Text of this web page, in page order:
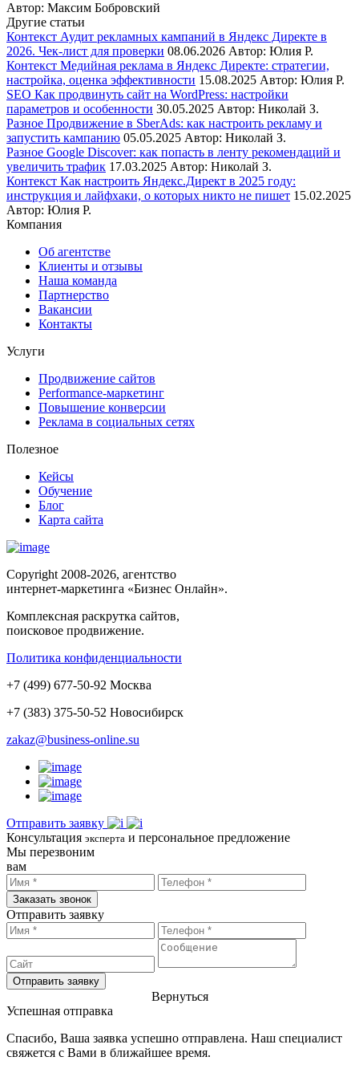
Автор: Максим Бобровский
Другие статьи
Контекст Аудит рекламных кампаний в Яндекс Директе в
2026. Чек-лист для проверки 08.06.2026 Автор: Юлия Р.
Контекст Медийная реклама в Яндекс Директе: стратегии,
настройка, оценка эффективности 15.08.2025 Автор: Юлия Р.
SEO Как продвинуть сайт на WordPress: настройки
параметров и особенности 30.05.2025 Автор: Николай З.
Разное Продвижение в SberAds: как настроить рекламу и
запустить кампанию 05.05.2025 Автор: Николай З.
Разное Google Discover: как попасть в ленту рекомендаций и
увеличить трафик 17.03.2025 Автор: Николай З.
Контекст Как настроить Яндекс.Директ в 2025 году:
инструкция и лайфхаки, о которых никто не пишет 15.02.2025
Автор: Юлия Р.
Компания
Об агентстве
Клиенты и отзывы
Наша команда
Партнерство
Вакансии
Контакты
Услуги
Продвижение сайтов
Performance-маркетинг
Повышение конверсии
Реклама в социальных сетях
Полезное
Кейсы
Обучение
Блог
Карта сайта
Copyright 2008-2026, агентство
интернет-маркетинга «Бизнес Онлайн».
Комплексная раскрутка сайтов,
поисковое продвижение.
Политика конфиденциальности
+7 (499) 677-50-92 Москва
+7 (383) 375-50-52 Новосибирск
zakaz@business-online.su
Отправить заявку
Консультация эксперта и персональное предложение
Мы перезвоним
вам
Заказать звонок
Отправить заявку
Отправить заявку
Вернуться
Успешная отправка
Спасибо, Ваша заявка успешно отправлена. Наш специалист
свяжется с Вами в ближайшее время.